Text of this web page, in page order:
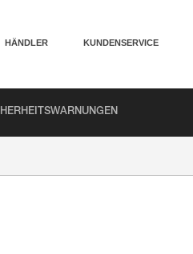
HÄNDLER KUNDENSERVICE